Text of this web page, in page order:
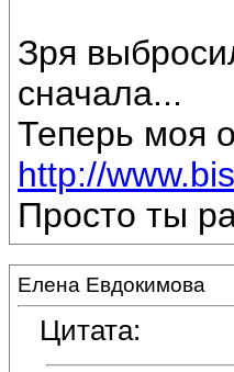
Зря
сначала...
Теперь моя
http://
Просто ты
Елена Евдокимова
Цитата: